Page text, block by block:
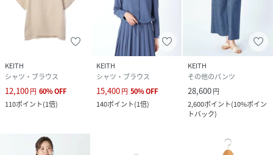
KEITH
シャツ・ブラウス
12,100円 60%OFF
110ポイント(1倍)
KEITH
シャツ・ブラウス
15,400円 50%OFF
140ポイント(1倍)
KEITH
その他のパンツ
28,600円
2,600ポイント(10%ポイン
トバック)